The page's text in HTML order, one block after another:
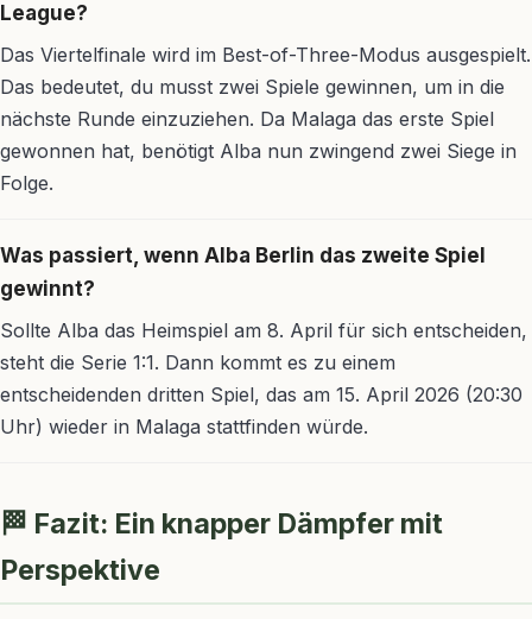
League?
Das Viertelfinale wird im Best-of-Three-Modus ausgespielt.
Das bedeutet, du musst zwei Spiele gewinnen, um in die
nächste Runde einzuziehen. Da Malaga das erste Spiel
gewonnen hat, benötigt Alba nun zwingend zwei Siege in
Folge.
Was passiert, wenn Alba Berlin das zweite Spiel
gewinnt?
Sollte Alba das Heimspiel am 8. April für sich entscheiden,
steht die Serie 1:1. Dann kommt es zu einem
entscheidenden dritten Spiel, das am 15. April 2026 (20:30
Uhr) wieder in Malaga stattfinden würde.
🏁 Fazit: Ein knapper Dämpfer mit
Perspektive